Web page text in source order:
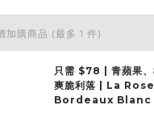
加購商品 (最多 1 件)
只需 $78 | 青蘋果、
爽脆利落 | La
Bordeaux Blanc